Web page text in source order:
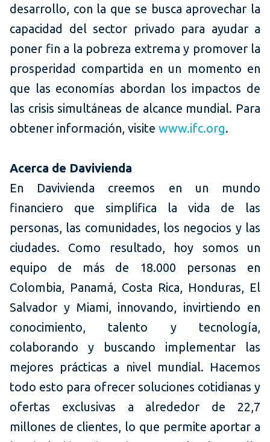
desarrollo, con la que se busca aprovechar la
capacidad del sector privado para ayudar a
poner fin a la pobreza extrema y promover la
prosperidad compartida en un momento en
que las economías abordan los impactos de
las crisis simultáneas de alcance mundial. Para
obtener información, visite www.ifc.org.
Acerca de Davivienda
En Davivienda creemos en un mundo
financiero que simplifica la vida de las
personas, las comunidades, los negocios y las
ciudades. Como resultado, hoy somos un
equipo de más de 18.000 personas en
Colombia, Panamá, Costa Rica, Honduras, El
Salvador y Miami, innovando, invirtiendo en
conocimiento, talento y tecnología,
colaborando y buscando implementar las
mejores prácticas a nivel mundial. Hacemos
todo esto para ofrecer soluciones cotidianas y
ofertas exclusivas a alrededor de 22,7
millones de clientes, lo que permite aportar a